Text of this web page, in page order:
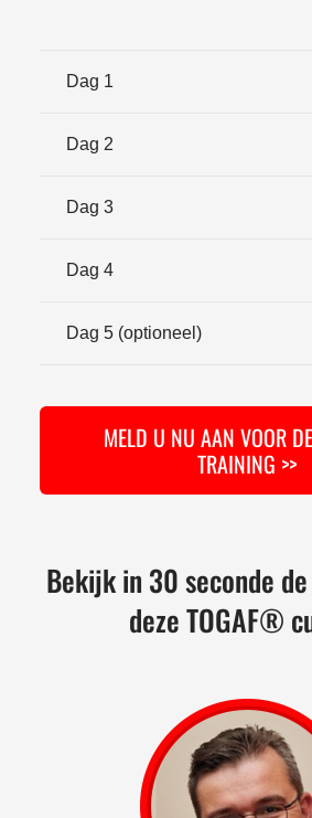
Dag 1
Dag 2
Dag 3
Dag 4
Dag 5 (optioneel)
MELD U NU AAN VOOR
TRAINING >>
Bekijk in 30 seconde
deze TOGAF®